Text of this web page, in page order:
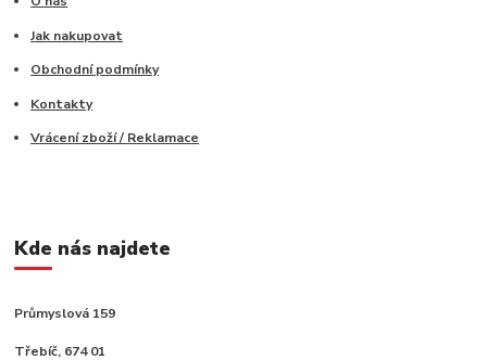
Jak nakupovat
Obchodní podmínky
Kontakty
Vrácení zboží / Reklamace
Kde nás najdete
Průmyslová 159
Třebíč, 674 01